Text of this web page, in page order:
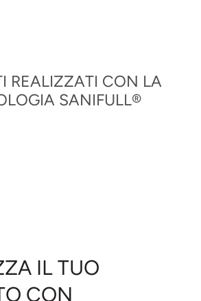
REALIZZATI CON LA
SANIFULL®
IL TUO
CON